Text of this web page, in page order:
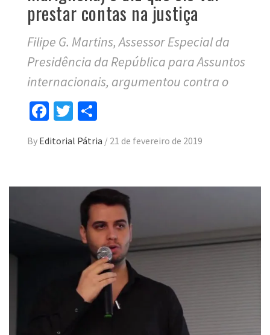
prestar contas na justiça
Filipe G. Martins, Assessor Especial da
Presidência da República para Assuntos
internacionais, argumentou contra o
Facebook
Twitter
By Editorial Pátria / 21 de fevereiro de 2019